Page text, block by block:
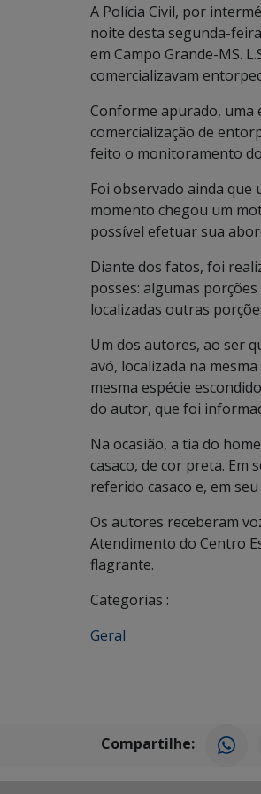
A Polícia Civil, por
noite desta segunda-
em Campo Grande-MS.
comercializavam
Conforme apurado, uma
comercialização de
feito o monitoramento
Foi observado ainda que
momento chegou um
possível efetuar sua
Diante dos fatos, foi
posses: algumas
localizadas outras
Um dos autores, ao ser
avó, localizada na
mesma espécie
do autor, que foi
Na ocasião, a tia do
casaco, de cor preta. Em
referido casaco e, em
Os autores receberam
Atendimento do Centro
flagrante.
Categorias :
Geral
Compartilhe: